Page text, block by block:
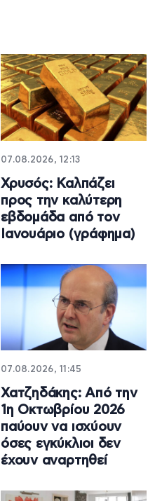
07.08.2026, 12:13
Χρυσός: Καλπάζει
προς την καλύτερη
εβδομάδα από τον
Ιανουάριο (γράφημα)
07.08.2026, 11:45
Χατζηδάκης: Από την
1η Οκτωβρίου 2026
παύουν να ισχύουν
όσες εγκύκλιοι δεν
έχουν αναρτηθεί